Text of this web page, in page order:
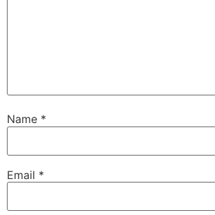
Name *
Email *